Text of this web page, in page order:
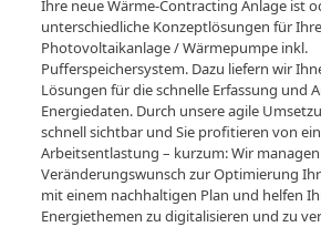
Ihre neue Wärme-Contracting Anlage ist
unterschiedliche Konzeptlösungen für Ihre
Photovoltaikanlage / Wärmepumpe inkl.
Pufferspeichersystem. Dazu liefern wir
Lösungen für die schnelle Erfassung und
Energiedaten. Durch unsere agile
schnell sichtbar und Sie profitieren von
Arbeitsentlastung – kurzum: Wir
Veränderungswunsch zur Optimierung
mit einem nachhaltigen Plan und helfen
Energiethemen zu digitalisieren und zu